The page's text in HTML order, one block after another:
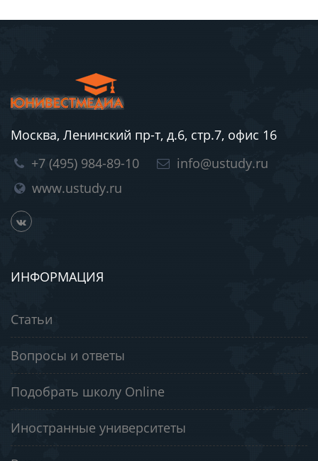
Москва, Ленинский пр-т, д.6, стр.7, офис 16
+7 (495) 984-89-10
info@ustudy.ru
www.ustudy.ru
ИНФОРМАЦИЯ
Статьи
Вопросы и ответы
Подобрать школу Online
Иностранные университеты